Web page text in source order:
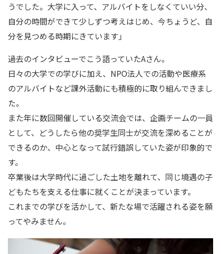
うでした。大学に入って、アルバイトをしなくていい分、
自分の時間ができて少しずつ考えはじめ、今ちょうど、自
分を見つめる時期にきています」
過去のインタビューでこう語っていたAさん。
日々の大学での学びに加え、NPO法人での活動や医療系
のアルバイトなど課外活動にも積極的に取り組んできまし
た。
また年に数回開催している交流会では、企画チームの一員
として、どうしたら他の奨学生同士が交流を深めることが
できるのか、中心となって試行錯誤していた姿が印象的で
す。
卒業後は大学時代に過ごした土地を離れて、同じ境遇の子
どもたちを支える仕事に就くことが決まっています。
これまでの学びを活かして、新たな場で活躍される姿を願
ってやみません。